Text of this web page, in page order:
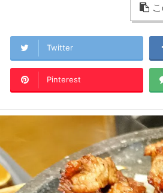
Twitter
Pinterest